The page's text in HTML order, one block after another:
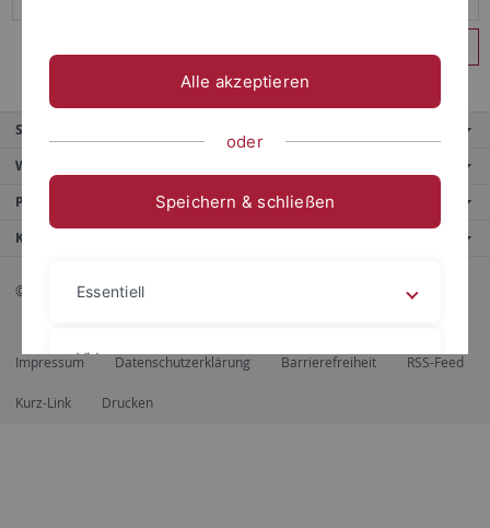
Service
Weitere Angebote
Portale
Kontaktinfo
© 2026 Eberhard Karls Universität Tübingen, Tübingen
Impressum Datenschutzerklärung Barrierefreiheit RSS-Feed
Kurz-Link Drucken
Alle akzeptieren
oder
Speichern & schließen
Essentiell
Videos